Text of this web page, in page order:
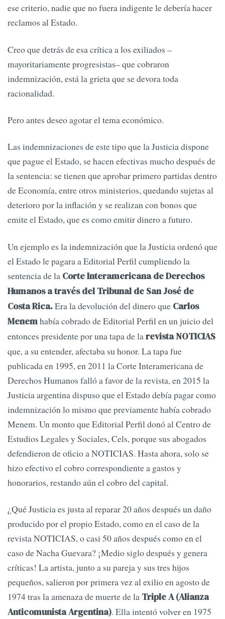
ese criterio, nadie que no fuera indigente le debería hacer
reclamos al Estado.
Creo que detrás de esa crítica a los exiliados –
mayoritariamente progresistas– que cobraron
indemnización, está la grieta que se devora toda
racionalidad.
Pero antes deseo agotar el tema económico.
Las indemnizaciones de este tipo que la Justicia dispone
que pague el Estado, se hacen efectivas mucho después de
la sentencia: se tienen que aprobar primero partidas dentro
de Economía, entre otros ministerios, quedando sujetas al
deterioro por la inflación y se realizan con bonos que
emite el Estado, que es como emitir dinero a futuro.
Un ejemplo es la indemnización que la Justicia ordenó que
el Estado le pagara a Editorial Perfil cumpliendo la
sentencia de la Corte Interamericana de Derechos
Humanos a través del Tribunal de San José de
Costa Rica.Era la devolución del dinero que Carlos
Menemhabía cobrado de Editorial Perfil en un juicio del
entonces presidente por una tapa de larevista NOTICIAS
que, a su entender, afectaba su honor. La tapa fue
publicada en 1995, en 2011 la Corte Interamericana de
Derechos Humanos falló a favor de la revista, en 2015 la
Justicia argentina dispuso que el Estado debía pagar como
indemnización lo mismo que previamente había cobrado
Menem. Un monto que Editorial Perfil donó al Centro de
Estudios Legales y Sociales, Cels, porque sus abogados
defendieron de oficio a NOTICIAS. Hasta ahora, solo se
hizo efectivo el cobro correspondiente a gastos y
honorarios, restando aún el cobro del capital.
¿Qué Justicia es justa al reparar 20 años después un daño
producido por el propio Estado, como en el caso de la
revista NOTICIAS, o casi 50 años después como en el
caso de Nacha Guevara? ¡Medio siglo después y genera
críticas! La artista, junto a su pareja y sus tres hijos
pequeños, salieron por primera vez al exilio en agosto de
1974 tras la amenaza de muerte de la Triple A (Alianza
Anticomunista Argentina). Ella intentó volver en 1975